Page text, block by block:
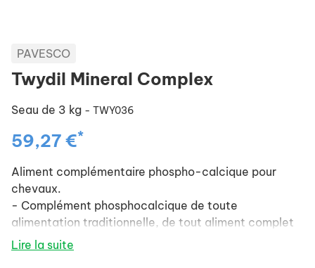
PAVESCO
Twydil Mineral Complex
Seau de 3 kg - TWY036
59,27 €*
Aliment complémentaire phospho-calcique pour
chevaux.
- Complément phosphocalcique de toute
alimentation traditionnelle, de tout aliment complet
ou de toute supplémentation vitaminique.
Lire la suite